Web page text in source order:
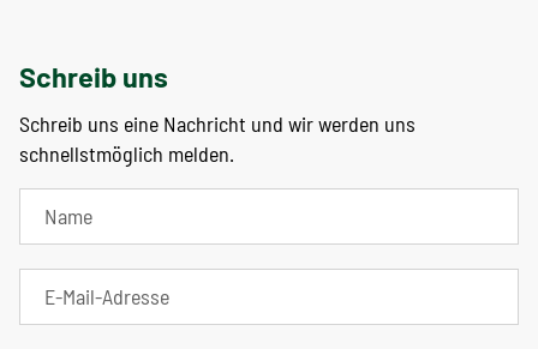
Schreib uns
Schreib uns eine Nachricht und wir werden uns
schnellstmöglich melden.